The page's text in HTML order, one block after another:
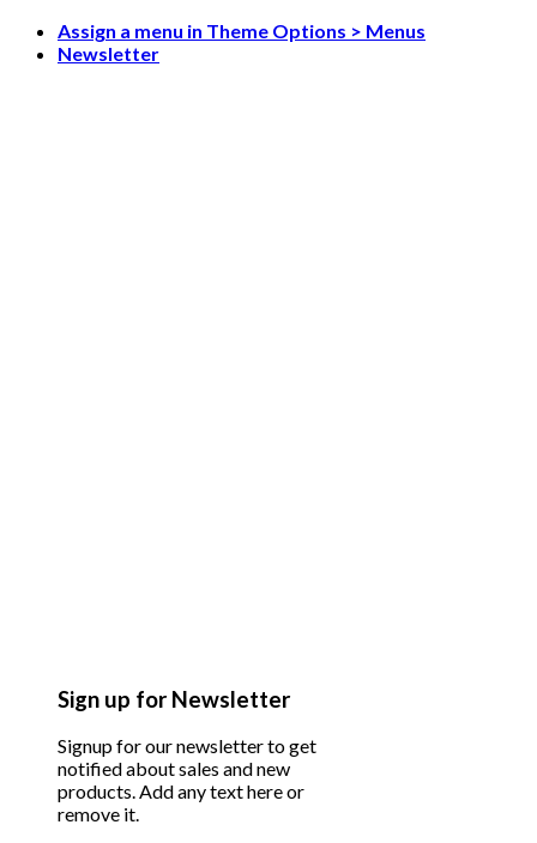
Skip
Assign a menu in Theme Options > Menus
Newsletter
Sign up for Newsletter
Signup for our newsletter to get
notified about sales and new
products. Add any text here or
remove it.